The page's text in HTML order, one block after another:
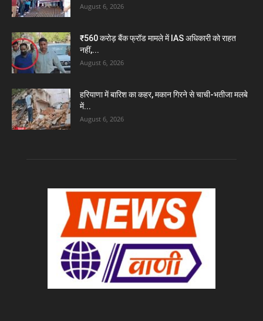
August 6, 2026
₹560 करोड़ बैंक फ्रॉड मामले में IAS अधिकारी को राहत
नहीं,...
August 6, 2026
हरियाणा में बारिश का कहर, मकान गिरने से चाची-भतीजा मलबे
में...
August 6, 2026